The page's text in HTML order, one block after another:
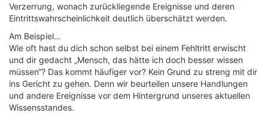
Verzerrung, wonach zurückliegende Ereignisse und deren
Eintrittswahrscheinlichkeit deutlich überschätzt werden.
Am Beispiel…
Wie oft hast du dich schon selbst bei einem Fehltritt erwischt
und dir gedacht „Mensch, das hätte ich doch besser wissen
müssen“? Das kommt häufiger vor? Kein Grund zu streng mit dir
ins Gericht zu gehen. Denn wir beurteilen unsere Handlungen
und andere Ereignisse vor dem Hintergrund unseres aktuellen
Wissensstandes.